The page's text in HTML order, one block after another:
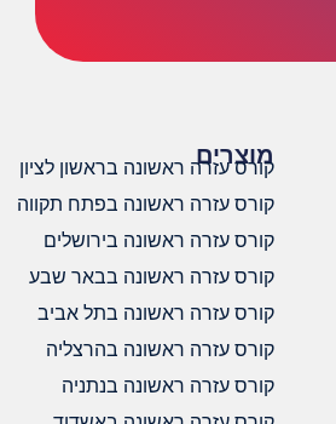
מוצרים
קורס עזרה ראשונה בראשון לציון
קורס עזרה ראשונה בפתח תקווה
קורס עזרה ראשונה בירושלים
קורס עזרה ראשונה בבאר שבע
קורס עזרה ראשונה בתל אביב
קורס עזרה ראשונה בהרצליה
קורס עזרה ראשונה בנתניה